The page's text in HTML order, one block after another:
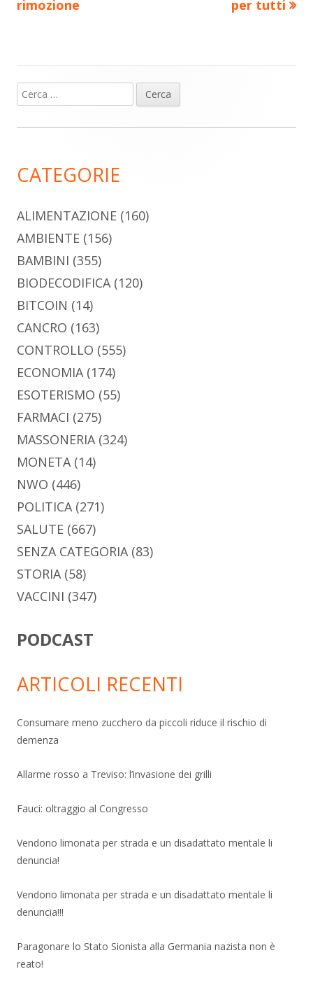
rimozione
per tutti
Barra
laterale
Ricerca
per:
CATEGORIE
ALIMENTAZIONE (160)
AMBIENTE (156)
BAMBINI (355)
BIODECODIFICA(120)
BITCOIN (14)
CANCRO (163)
CONTROLLO (555)
ECONOMIA(174)
ESOTERISMO (55)
FARMACI (275)
MASSONERIA(324)
MONETA(14)
NWO (446)
POLITICA(271)
SALUTE (667)
SENZA CATEGORIA(83)
STORIA(58)
VACCINI (347)
PODCAST
ARTICOLI RECENTI
Consumare meno zucchero da piccoli riduce il rischio di
demenza
Allarme rosso a Treviso: l’invasione dei grilli
Fauci: oltraggio al Congresso
Vendono limonata per strada e un disadattato mentale li
denuncia!
Vendono limonata per strada e un disadattato mentale li
denuncia!!!
Paragonare lo Stato Sionista alla Germania nazista non è
reato!